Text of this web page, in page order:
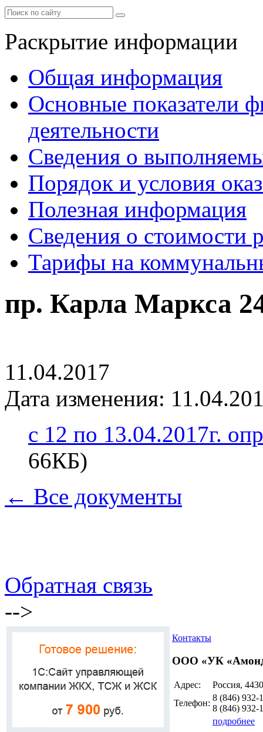
Раскрытие информации
Общая информация
Основные показатели
деятельности
Сведения о
Порядок и условия
Полезная информация
Сведения о стоимости
Тарифы на
пр. Карла Маркса
11.04.2017
Дата изменения:
с 12 по 13.04.2017г.
66КБ)
← Все документы
Обратная связь
-->
Контакты
ООО «УК
Адрес:
Россия,
Телефон:
8 (846) 932-
8 (846) 932-
подробнее